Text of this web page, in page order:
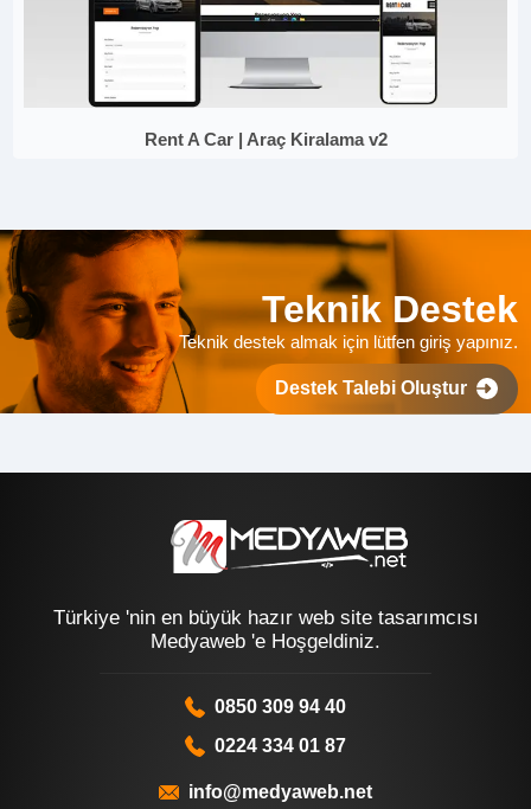
Rent A Car | Araç Kiralama v2
Teknik Destek
Teknik destek almak için lütfen giriş yapınız.
Destek Talebi Oluştur
Türkiye 'nin en büyük hazır web site tasarımcısı
Medyaweb 'e Hoşgeldiniz.
0850 309 94 40
0224 334 01 87
info@medyaweb.net